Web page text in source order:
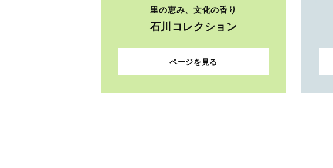
里の恵み、文化の香り
石川コレクション
ページを見る